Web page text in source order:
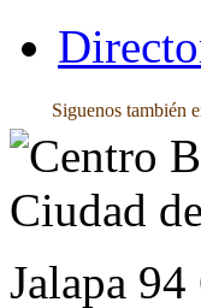
Siguenos también
Jalapa